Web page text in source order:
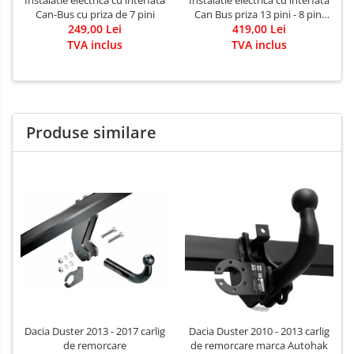
Covorase auto Mazda
Covorase auto Mercedes
Covorase auto Mini
Covorase auto Opel
Covorase auto Peugeot
Covorase auto Porsche
Covorase auto Saab
Covorase auto Seat
Covorase auto Skoda
Covorase auto Subaru
Covorase auto Suzuki
Covorase auto Volvo
Covorase auto Vw
Can-Bus cu priza de 7 pini
249,00 Lei
TVA inclus
Can Bus priza 13 pini - 8 pini
activi
419,00 Lei
TVA inclus
Produse similare
Dacia Duster 2013 - 2017 carlig
de remorcare
Dacia Duster 2010 - 2013 carlig
de remorcare marca Autohak